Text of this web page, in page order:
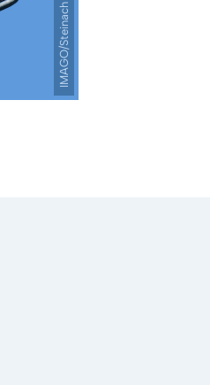
IMAGO/Steinach